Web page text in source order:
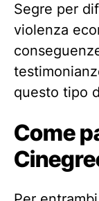
Segre per
violenza
questo tipo
Come